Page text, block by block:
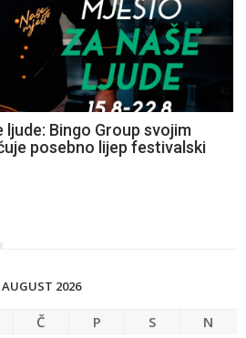
ljude: Bingo Group svojim
posebno lijep festivalski
AUGUST 2026
Č P S
N